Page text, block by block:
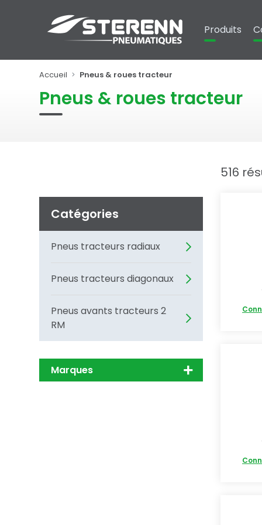
Produits
Accueil Pneus & roues tracteur
Pneus & roues tracteur
Catégories
Pneus tracteurs radiaux
Pneus tracteurs diagonaux
Pneus avants tracteurs 2
RM
Marques
516